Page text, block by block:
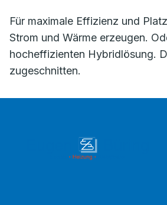
Für maximale Effizienz und
Strom und Wärme erzeugen.
hocheffizienten Hybridlösung.
zugeschnitten.